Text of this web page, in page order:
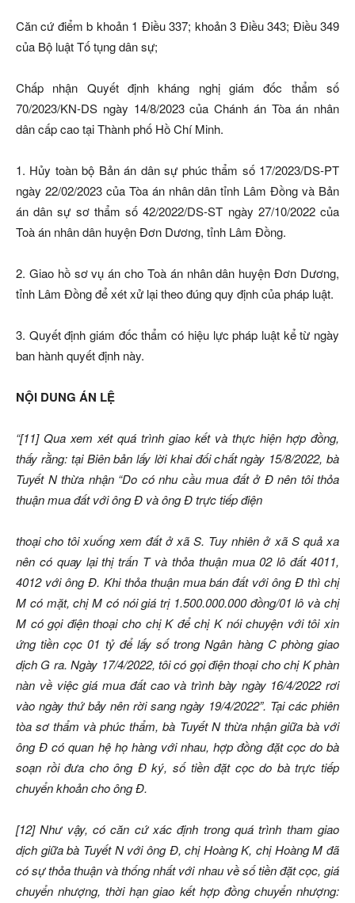
Căn cứ điểm b khoản 1 Điều 337; khoản 3 Điều 343; Điều 349
của Bộ luật Tố tụng dân sự;
Chấp nhận Quyết định kháng nghị giám đốc thẩm số
70/2023/KN-DS ngày 14/8/2023 của Chánh án Tòa án nhân
dân cấp cao tại Thành phố Hồ Chí Minh.
1. Hủy toàn bộ Bản án dân sự phúc thẩm số 17/2023/DS-PT
ngày 22/02/2023 của Tòa án nhân dân tỉnh Lâm Đồng và Bản
án dân sự sơ thẩm số 42/2022/DS-ST ngày 27/10/2022 của
Toà án nhân dân huyện Đơn Dương, tỉnh Lâm Đồng.
2. Giao hồ sơ vụ án cho Toà án nhân dân huyện Đơn Dương,
tỉnh Lâm Đồng để xét xử lại theo đúng quy định của pháp luật.
3. Quyết định giám đốc thẩm có hiệu lực pháp luật kể từ ngày
ban hành quyết định này.
NỘI DUNG ÁN LỆ
“[11] Qua xem xét quá trình giao kết và thực hiện hợp đồng,
thấy rằng: tại Biên bản lấy lời khai đối chất ngày 15/8/2022, bà
Tuyết N thừa nhận “Do có nhu cầu mua đất ở Đ nên tôi thỏa
thuận mua đất với ông Đ và ông Đ trực tiếp điện
thoại cho tôi xuống xem đất ở xã S. Tuy nhiên ở xã S quả xa
nên có quay lại thị trấn T và thỏa thuận mua 02 lô đất 4011,
4012 với ông Đ. Khi thỏa thuận mua bán đất với ông Đ thì chị
M có mặt, chị M có nói giá trị 1.500.000.000 đồng/01 lô và chị
M có gọi điện thoại cho chị K để chị K nói chuyện với tôi xin
ứng tiền cọc 01 tỷ để lấy số trong Ngân hàng C phòng giao
dịch G ra. Ngày 17/4/2022, tôi có gọi điện thoại cho chị K phàn
nàn về việc giá mua đất cao và trình bày ngày 16/4/2022 rơi
vào ngày thứ bảy nên rời sang ngày 19/4/2022”. Tại các phiên
tòa sơ thẩm và phúc thẩm, bà Tuyết N thừa nhận giữa bà với
ông Đ có quan hệ họ hàng với nhau, hợp đồng đặt cọc do bà
soạn rồi đưa cho ông Đ ký, số tiền đặt cọc do bà trực tiếp
chuyển khoản cho ông Đ.
[12] Như vậy, có căn cứ xác định trong quá trình tham giao
dịch giữa bà Tuyết N với ông Đ, chị Hoàng K, chị Hoàng M đã
có sự thỏa thuận và thống nhất với nhau về số tiền đặt cọc, giá
chuyển nhượng, thời hạn giao kết hợp đồng chuyển nhượng: